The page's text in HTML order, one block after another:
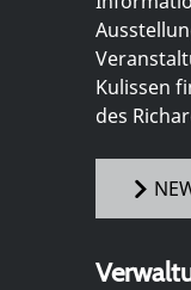
Kulissen
des